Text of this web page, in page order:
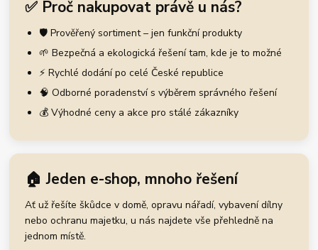
✅ Proč nakupovat právě u nás?
🛡️ Prověřený sortiment – jen funkční produkty
🌱 Bezpečná a ekologická řešení tam, kde je to možné
⚡ Rychlé dodání po celé České republice
🧠 Odborné poradenství s výběrem správného řešení
💰 Výhodné ceny a akce pro stálé zákazníky
🏠 Jeden e-shop, mnoho řešení
Ať už řešíte škůdce v domě, opravu nářadí, vybavení dílny
nebo ochranu majetku, u nás najdete vše přehledně na
jednom místě.